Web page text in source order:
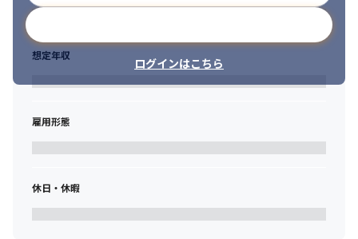
ログインはこちら
想定年収
雇用形態
休日・休暇